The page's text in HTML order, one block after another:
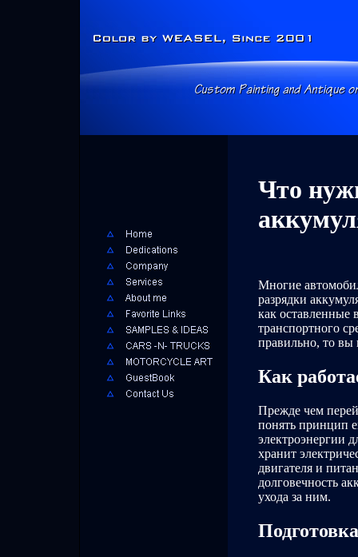
Что
Многие
разрядки
как оставленные
транспортного
правильно, то вы
Как
Прежде чем
понять принцип
электроэнергии
хранит
двигателя и
долговечность
ухода за ним.